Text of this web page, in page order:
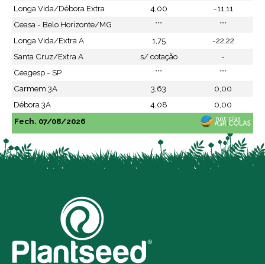
Longa Vida/Débora Extra
4,00
-11,11
Ceasa - Belo Horizonte/MG
***
***
Longa Vida/Extra A
1,75
-22,22
Santa Cruz/Extra A
s/ cotação
-
Ceagesp - SP
***
***
Carmem 3A
3,63
0,00
Débora 3A
4,08
0,00
Fech. 07/08/2026